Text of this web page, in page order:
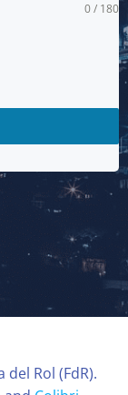
0 / 180
Rol (FdR).